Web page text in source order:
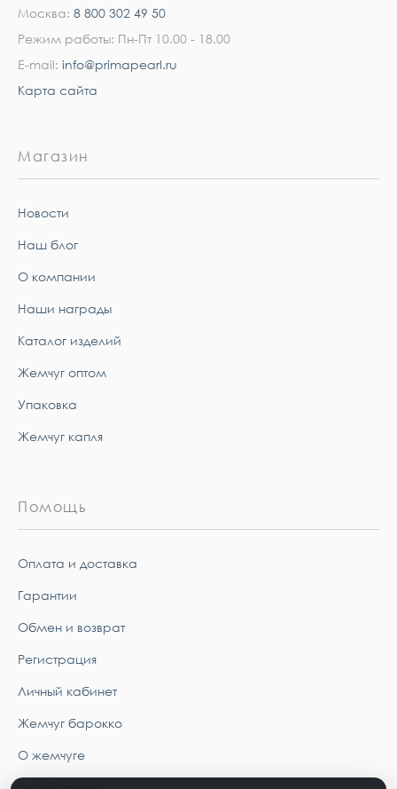
Москва: 8 800 302 49 50
Режим работы: Пн-Пт 10.00 - 18.00
E-mail: info@primapearl.ru
Карта сайта
Магазин
Новости
Наш блог
О компании
Наши награды
Каталог изделий
Жемчуг оптом
Упаковка
Жемчуг капля
Помощь
Оплата и доставка
Гарантии
Обмен и возврат
Регистрация
Личный кабинет
Жемчуг барокко
О жемчуге